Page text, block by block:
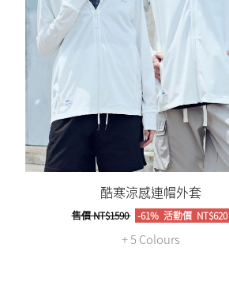
酷寒涼感連帽外套
售價NT$1590 -61% 活動價NT$620
+ 5 Colours